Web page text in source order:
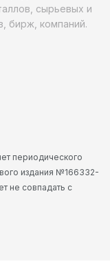
сырьевых и
бирж, компаний.
периодического
издания №166332-
не совпадать с